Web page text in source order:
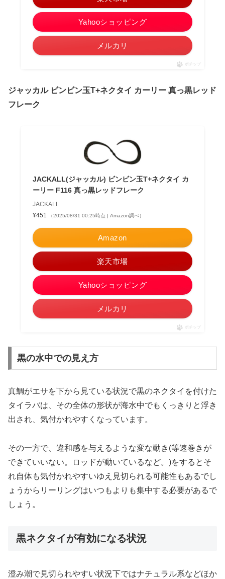
Yahooショッピング
メルカリ
ポチップ
ジャッカル ビンビン玉T+ネクタイ カーリー 真っ黒レッド
フレーク
JACKALL(ジャッカル) ビンビン玉T+ネクタイ カ
ーリー F116 真っ黒レッドフレーク
JACKALL
¥451
（2025/08/31 00:25時点 | Amazon調べ）
Amazon
楽天市場
Yahooショッピング
メルカリ
ポチップ
黒の水中での見え方
真鯛がエサを下から見ている状況で黒のネクタイを付けた
タイラバは、その全体の形状が海水中でもくっきりと浮き
出され、気付かれやすくなっています。
その一方で、違和感を与えるような変な動き(等速巻きが
できていいない。ロッドが動いているなど。)をするとそ
れ自体も気付かれやすいゆえ見切られる可能性もあるでし
ょうからリーリングはいつもよりも集中する必要があるで
しょう。
黒ネクタイが有効になる状況
澄み潮で見切られやすい状況下ではナチュラル系などほか